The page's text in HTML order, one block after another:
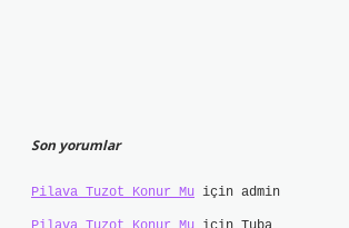
Son yorumlar
Pilava Tuzot Konur Mu için admin